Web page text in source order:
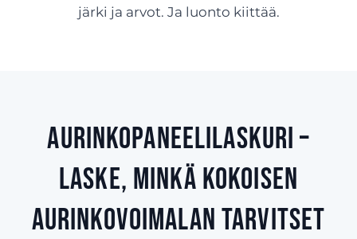
järki ja arvot. Ja luonto kiittää.
Aurinkopaneelilaskuri –
laske, minkä kokoisen
aurinkovoimalan tarvitset